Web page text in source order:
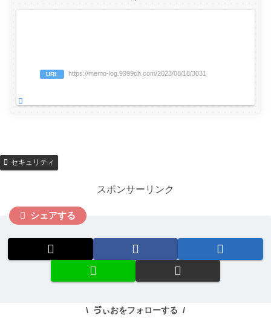
URL https://memo-log.9999ch.com/2023/08/18/3031
セキュリティ
スポンサーリンク
シェアする
ゔぃおをフォローする